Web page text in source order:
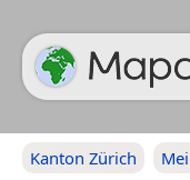
Kanton Zürich